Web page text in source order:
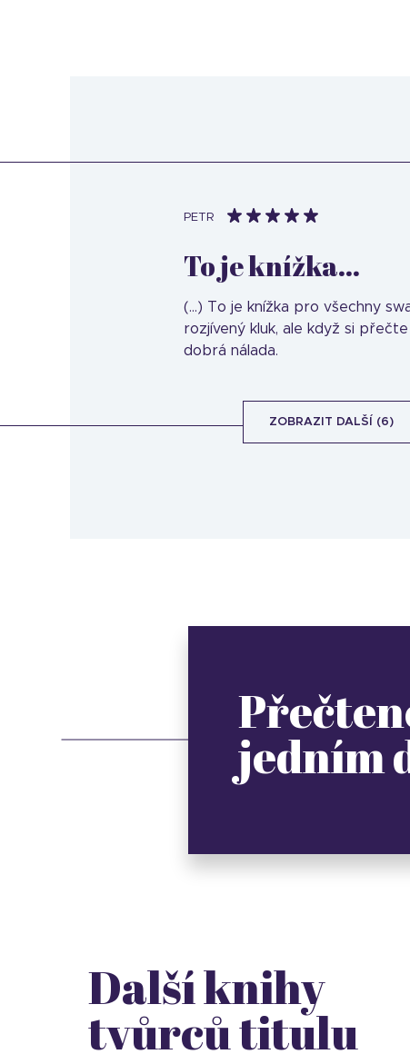
PETR
To je knížka...
(...) To je knížka pro všechny
rozjívený kluk, ale když si
dobrá nálada.
ZOBRAZIT DALŠÍ (6)
jedním
Další knihy
tvůrců titulu